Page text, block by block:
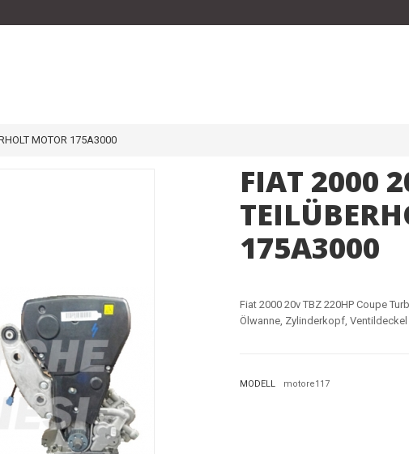
MOTOR 175A3000
FIAT 2000
175A3000
Fiat 2000 20v TBZ 220HP Coupe
Ölwanne, Zylinderkopf,
MODELL motore117